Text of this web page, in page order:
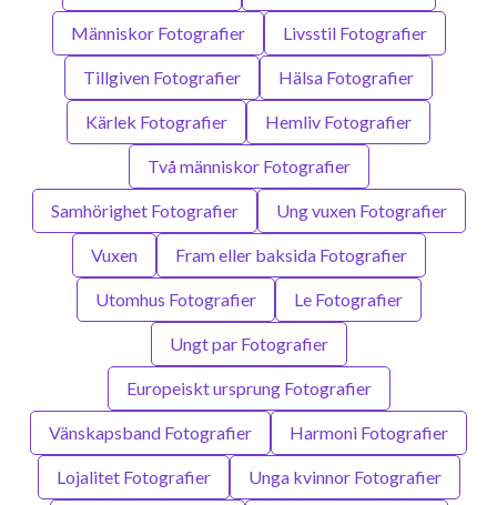
Människor Fotografier Livsstil Fotografier
Tillgiven Fotografier Hälsa Fotografier
Kärlek Fotografier Hemliv Fotografier
Två människor Fotografier
Samhörighet Fotografier Ung vuxen Fotografier
Vuxen Fram eller baksida Fotografier
Utomhus Fotografier Le Fotografier
Ungt par Fotografier
Europeiskt ursprung Fotografier
Vänskapsband Fotografier Harmoni Fotografier
Lojalitet Fotografier Unga kvinnor Fotografier